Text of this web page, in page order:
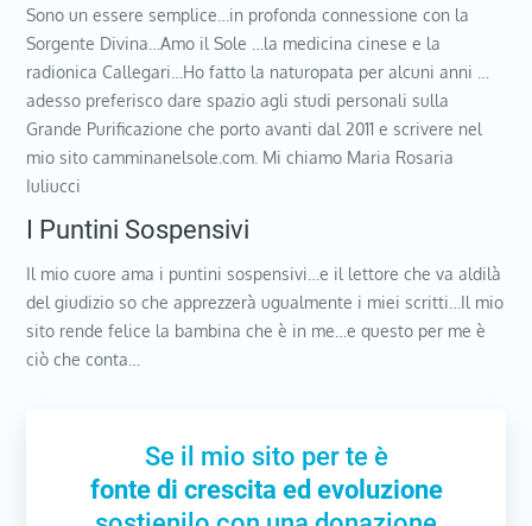
Sono un essere semplice…in profonda connessione con la
Sorgente Divina…Amo il Sole …la medicina cinese e la
radionica Callegari…Ho fatto la naturopata per alcuni anni …
adesso preferisco dare spazio agli studi personali sulla
Grande Purificazione che porto avanti dal 2011 e scrivere nel
mio sito camminanelsole.com. Mi chiamo Maria Rosaria
Iuliucci
I Puntini Sospensivi
Il mio cuore ama i puntini sospensivi…e il lettore che va aldilà
del giudizio so che apprezzerà ugualmente i miei scritti…Il mio
sito rende felice la bambina che è in me…e questo per me è
ciò che conta…
Se il mio sito per te è
fonte di crescita ed evoluzione